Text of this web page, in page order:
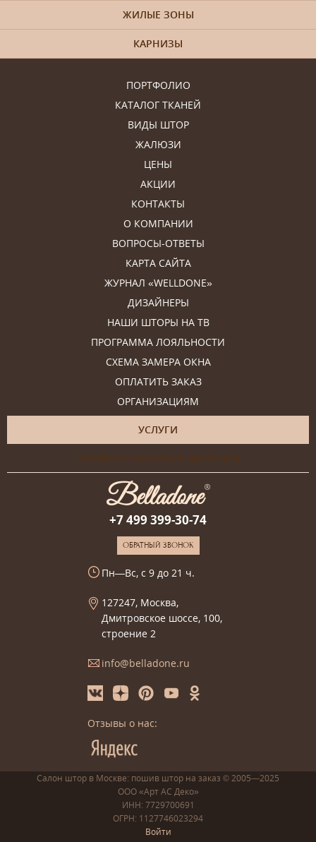
ПОРТФОЛИО
КАТАЛОГ ТКАНЕЙ
ВИДЫ ШТОР
ЖАЛЮЗИ
ЦЕНЫ
АКЦИИ
КОНТАКТЫ
О КОМПАНИИ
ВОПРОСЫ-ОТВЕТЫ
КАРТА САЙТА
ЖУРНАЛ «WELLDONE»
ДИЗАЙНЕРЫ
НАШИ ШТОРЫ НА ТВ
ПРОГРАММА ЛОЯЛЬНОСТИ
СХЕМА ЗАМЕРА ОКНА
ОПЛАТИТЬ ЗАКАЗ
ОРГАНИЗАЦИЯМ
УСЛУГИ
Онлайн-консультация дизайнера
ЖИЛЫЕ ЗОНЫ
КАРНИЗЫ
+7 499 399-30-74
ОБРАТНЫЙ ЗВОНОК
Пн—Вс, с 9 до 21 ч.
127247, Москва,
Дмитровское шоссе, 100,
строение 2
info@belladone.ru
Отзывы о нас:
Салон штор в Москве: пошив штор на заказ © 2005—2025
ООО «Арт АС Деко»
ИНН: 7729700691
ОГРН: 1127746023294
Войти